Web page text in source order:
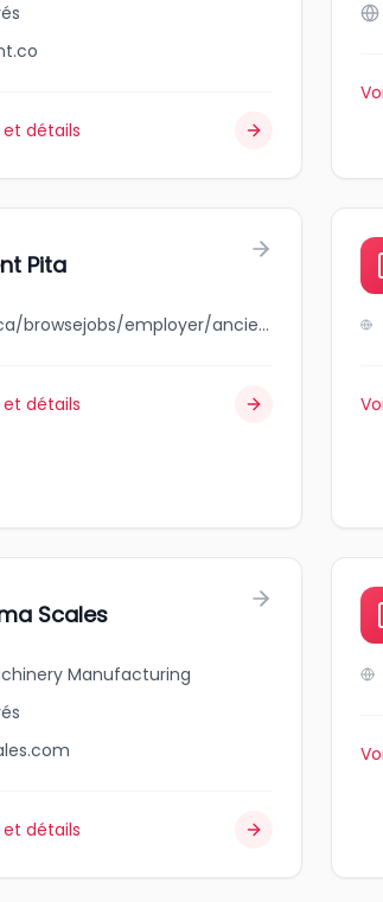
et détails
Pita
jobbank.gc.ca/browsejobs/employer/ancient+pita/ca
et détails
Scales
Manufacturing
et détails